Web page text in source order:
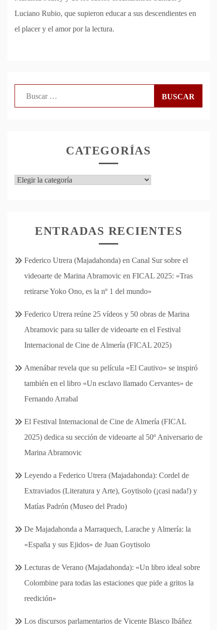
Luciano Rubio, que supieron educar a sus descendientes en
el placer y el amor por la lectura.
CATEGORÍAS
Categorías
ENTRADAS RECIENTES
Federico Utrera (Majadahonda) en Canal Sur sobre el
videoarte de Marina Abramovic en FICAL 2025: «Tras
retirarse Yoko Ono, es la nº 1 del mundo»
Federico Utrera reúne 25 vídeos y 50 obras de Marina
Abramovic para su taller de videoarte en el Festival
Internacional de Cine de Almería (FICAL 2025)
Amenábar revela que su película «El Cautivo» se inspiró
también en el libro «Un esclavo llamado Cervantes» de
Fernando Arrabal
El Festival Internacional de Cine de Almería (FICAL
2025) dedica su sección de videoarte al 50º Aniversario de
Marina Abramovic
Leyendo a Federico Utrera (Majadahonda): Cordel de
Extraviados (Literatura y Arte), Goytisolo (¡casi nada!) y
Matías Padrón (Museo del Prado)
De Majadahonda a Marraquech, Larache y Almería: la
«España y sus Ejidos» de Juan Goytisolo
Lecturas de Verano (Majadahonda): «Un libro ideal sobre
Colombine para todas las estaciones que pide a gritos la
reedición»
Los discursos parlamentarios de Vicente Blasco Ibáñez